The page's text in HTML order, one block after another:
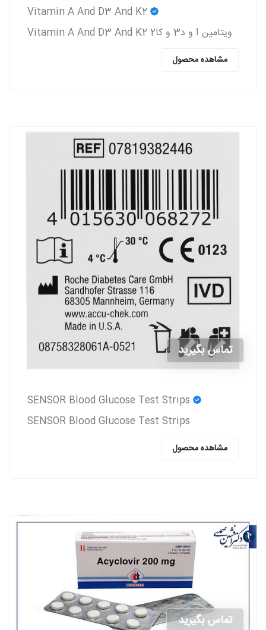
ویتامین آ و د3 و کا2 Vitamin A And D3 And K2
مشاهده محصول
تماس بگیرید
SENSOR Blood Glucose Test Strips
مشاهده محصول
تماس بگیرید